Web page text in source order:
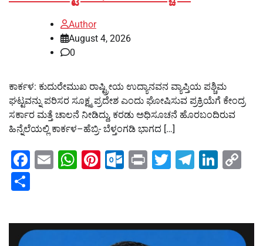
Author
August 4, 2026
0
ಕಾರ್ಕಳ: ಕುದುರೇಮುಖ ರಾಷ್ಟ್ರೀಯ ಉದ್ಯಾನವನ ವ್ಯಾಪ್ತಿಯ ಪಶ್ಚಿಮ
ಘಟ್ಟವನ್ನು ಪರಿಸರ ಸೂಕ್ಷ್ಮ ಪ್ರದೇಶ ಎಂದು ಘೋಷಿಸುವ ಪ್ರಕ್ರಿಯೆಗೆ ಕೇಂದ್ರ
ಸರ್ಕಾರ ಮತ್ತೆ ಚಾಲನೆ ನೀಡಿದ್ದು, ಕರಡು ಅಧಿಸೂಚನೆ ಹೊರಬಂದಿರುವ
ಹಿನ್ನೆಲೆಯಲ್ಲಿ ಕಾರ್ಕಳ–ಹೆಬ್ರಿ- ಬೆಳ್ತಂಗಡಿ ಭಾಗದ […]
Facebook
EmailWhatsApp
Pinterest
Outlook.com
PrintTwitter